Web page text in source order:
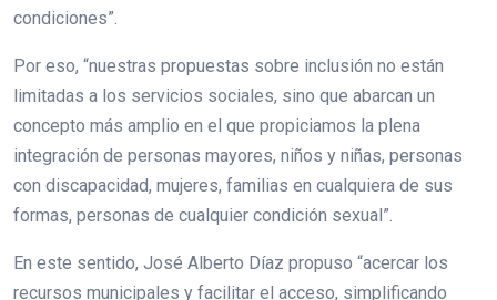
condiciones”.
Por eso, “nuestras propuestas sobre inclusión no están
limitadas a los servicios sociales, sino que abarcan un
concepto más amplio en el que propiciamos la plena
integración de personas mayores, niños y niñas, personas
con discapacidad, mujeres, familias en cualquiera de sus
formas, personas de cualquier condición sexual”.
En este sentido, José Alberto Díaz propuso “acercar los
recursos municipales y facilitar el acceso, simplificando